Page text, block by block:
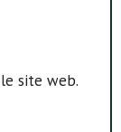
site web.